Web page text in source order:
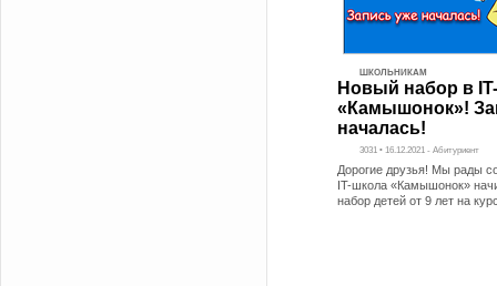
ШКОЛЬНИКАМ
Новый набор в
«Камышонок»!
началась!
3031 • 16.12.2021 - Абитуриент
Дорогие друзья! Мы рады
IT-школа «Камышонок»
набор детей от 9 лет на